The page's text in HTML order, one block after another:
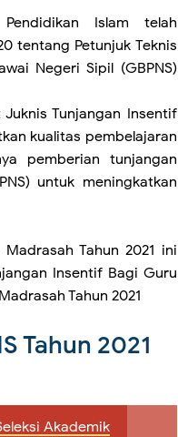
Islam telah
tentang Petunjuk Teknis
Negeri Sipil (GBPNS)
Tunjangan Insentif
kualitas pembelajaran
pemberian tunjangan
untuk meningkatkan
Tahun 2021 ini
Insentif Bagi Guru
Tahun 2021
Tahun 2021
Akademik